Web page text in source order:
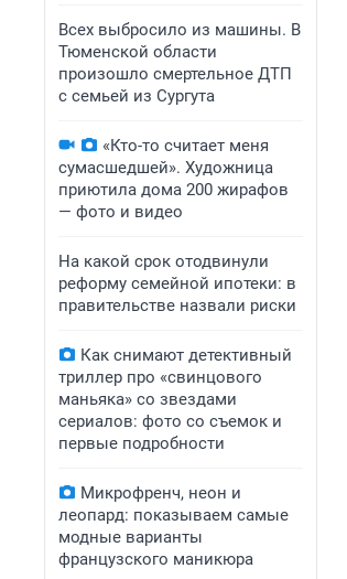
Всех выбросило из машины. В
Тюменской области
произошло смертельное ДТП
с семьей из Сургута
«Кто-то считает меня
сумасшедшей». Художница
приютила дома 200 жирафов
— фото и видео
На какой срок отодвинули
реформу семейной ипотеки: в
правительстве назвали риски
Как снимают детективный
триллер про «свинцового
маньяка» со звездами
сериалов: фото со съемок и
первые подробности
Микрофренч, неон и
леопард: показываем самые
модные варианты
французского маникюра